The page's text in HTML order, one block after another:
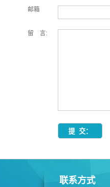
邮箱
留 言:
联系方式